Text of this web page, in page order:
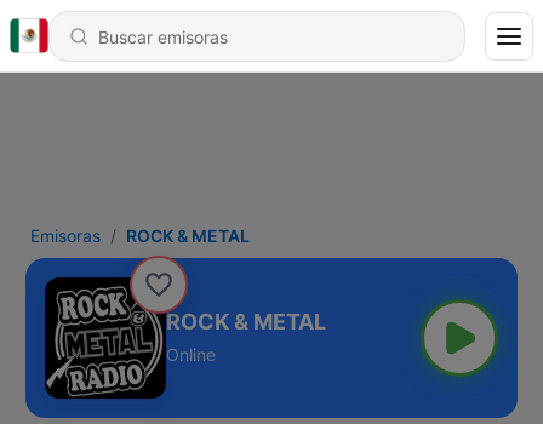
Emisoras ROCK & METAL
ROCK & METAL
Online